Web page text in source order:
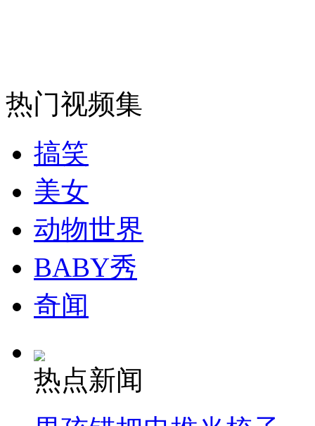
走！跟着总书记去植树
消防员救轻生者
纽约上演“枕头大战”
司机酒驾遇交警 急速倒车逃窜
热门视频集
搞笑
美女
动物世界
BABY秀
奇闻
热点新闻